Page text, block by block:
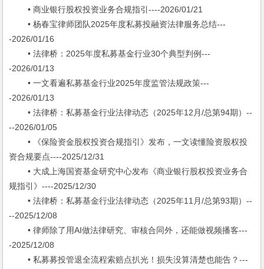
• 商业银行股权投资业务合规指引----2026/01/21
• 杨春宝律师团队2025年度私募投融资法律服务总结---
-2026/01/16
• 法律桥：2025年度私募基金行业30个典型判例---
-2026/01/13
• 一文看遍私募基金行业2025年度监管法规政策---
-2026/01/13
• 法律桥：私募基金行业法律动态（2025年12月/总第94期）--
--2026/01/05
• 《保险资金股权投资合规指引》发布，一文读懂险资股权投
资合规要点----2025/12/31
• 大成上海国资基金研究中心发布《商业银行股权投资业务合
规指引》----2025/12/30
• 法律桥：私募基金行业法律动态（2025年11月/总第93期）--
--2025/12/08
• 律师除了用AI做法律研究、审核合同外，还能做视频播客---
-2025/12/08
• 私募募投管退全流程索赔点扒光！损失没算清楚也能告？---